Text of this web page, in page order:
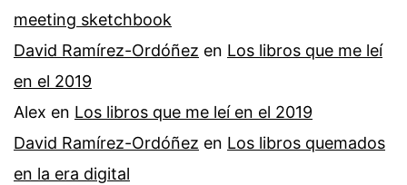
meeting sketchbook
David Ramírez-Ordóñez en Los libros que me leí
en el 2019
Alex en Los libros que me leí en el 2019
David Ramírez-Ordóñez en Los libros quemados
en la era digital